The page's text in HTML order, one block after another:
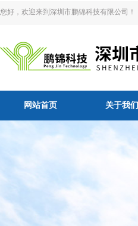
您好，欢迎来到深圳市鹏锦科技有限公司！
网站首页 关于我们